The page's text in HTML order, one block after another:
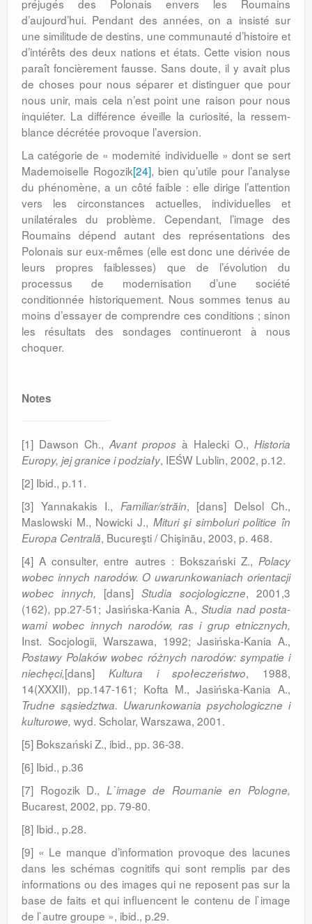
pré­jugés des Polonais envers les Roumains
d’aujourd’hui. Pendant des années, on a insisté sur
une similitude de destins, une communauté d’histoire et
d’intérêts des deux nations et états. Cette vision nous
paraît foncièrement fausse. Sans doute, il y avait plus
de choses pour nous séparer et distinguer que pour
nous unir, mais cela n’est point une raison pour nous
inquiéter. La différence éveille la curiosité, la ressem­
blance décrétée provoque l’aversion.
La catégorie de « modernité indivi­duelle » dont se sert
Mademoiselle Rogo­zik[24], bien qu’utile pour l’analyse
du phénomène, a un côté faible : elle dirige l’attention
vers les circonstances actuelles, individuelles et
unilatérales du problème. Cependant, l’image des
Roumains dépend autant des représentations des
Polonais sur eux-mêmes (elle est donc une dérivée de
leurs propres faiblesses) que de l’évolution du
processus de modernisation d’une société
conditionnée historiquement. Nous sommes tenus au
moins d’essa­yer de comprendre ces con­di­tions ; sinon
les résultats des sondages continueront à nous
choquer.
Notes
[1] Dawson Ch., Avant propos à Halecki O., Historia
Europy, jej granice i podziały, IEŚW Lublin, 2002, p.12.
[2] Ibid., p.11.
[3] Yannakakis I., Familiar/străin, [dans] Delsol Ch.,
Maslowski M., Nowicki J., Mituri şi simboluri politice în
Europa Cen­trală, Bucureşti / Chişinău, 2003, p. 468.
[4] A consulter, entre autres : Bokszański Z., Polacy
wobec innych narodów. O uwa­runko­waniach orientacji
wobec innych, [dans] Studia socjologiczne, 2001,3
(162), pp.27-51; Jasińska-Kania A., Studia nad posta­
wami wobec innych narodów, ras i grup etnicznych,
Inst. Socjologii, War­szawa, 1992; Jasińska-Kania A.,
Postawy Polaków wobec różnych narodów: sympatie i
niechęci,[dans] Kultura i społeczeństwo, 1988,
14(XXXII), pp.147-161; Kofta M., Jasińska-Kania A.,
Trudne sąsiedztwa. Uwa­runkowania psychologiczne i
kultu­rowe, wyd. Scholar, Warszawa, 2001.
[5] Bokszański Z., ibid., pp. 36-38.
[6] Ibid., p.36
[7] Rogozik D., L`image de Roumanie en Po­logne,
Bucarest, 2002, pp. 79-80.
[8] Ibid., p.28.
[9] « Le manque d’information provoque des lacunes
dans les schémas cognitifs qui sont remplis par des
informations ou des images qui ne reposent pas sur la
base de faits et qui influencent le contenu de l`image
de l`autre groupe », ibid., p.29.